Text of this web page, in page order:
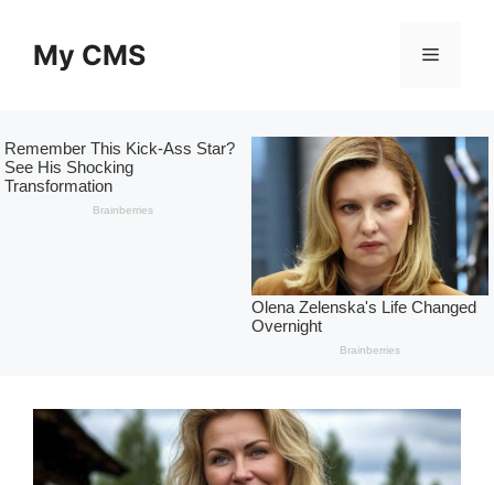
contentMy CMS Menu